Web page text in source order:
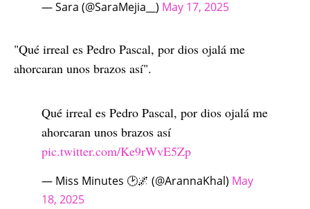
— Sara (@SaraMejia__) May 17, 2025
"Qué irreal es Pedro Pascal, por dios ojalá me
ahorcaran unos brazos así".
Qué irreal es Pedro Pascal, por dios ojalá me
ahorcaran unos brazos así
pic.twitter.com/Ke9rWvE5Zp
— Miss Minutes 🕑🌌 (@ArannaKhal) May
18, 2025